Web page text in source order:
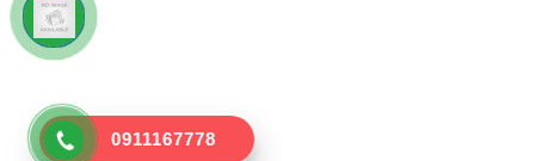
0911167778